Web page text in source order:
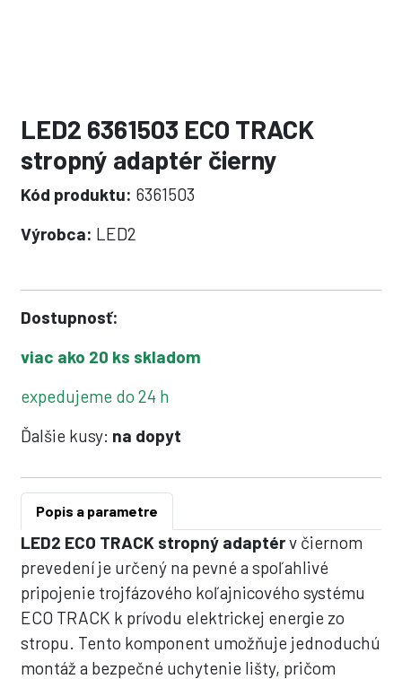
LED2 6361503 ECO TRACK
stropný adaptér čierny
Kód produktu: 6361503
Výrobca: LED2
Dostupnosť:
viac ako 20 ks skladom
expedujeme do 24 h
Ďalšie kusy: na dopyt
Popis a parametre
LED2 ECO TRACK stropný adaptérv čiernom
prevedení je určený na pevné a spoľahlivé
pripojenie trojfázového koľajnicového systému
ECO TRACK k prívodu elektrickej energie zo
stropu. Tento komponent umožňuje jednoduchú
montáž a bezpečné uchytenie lišty, pričom